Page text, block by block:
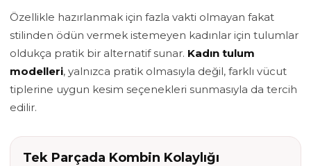
Özellikle hazırlanmak için fazla vakti olmayan fakat
stilinden ödün vermek istemeyen kadınlar için tulumlar
oldukça pratik bir alternatif sunar. Kadın tulum
modelleri, yalnızca pratik olmasıyla değil, farklı vücut
tiplerine uygun kesim seçenekleri sunmasıyla da tercih
edilir.
Tek Parçada Kombin Kolaylığı